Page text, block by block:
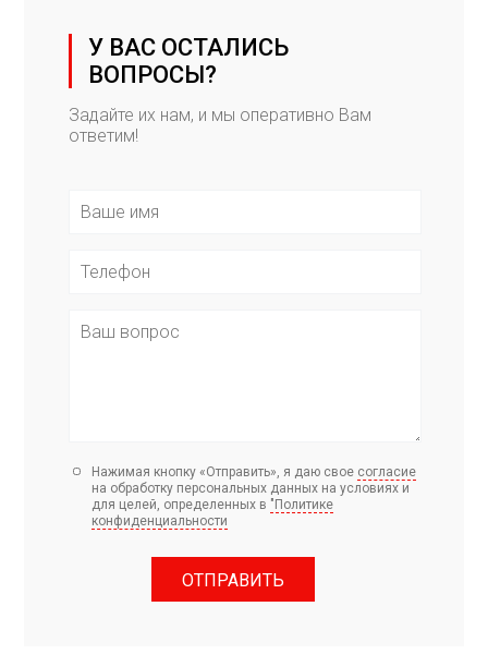
У ВАС ОСТАЛИСЬ
ВОПРОСЫ?
Задайте их нам, и мы оперативно Вам
ответим!
Нажимая кнопку «Отправить», я даю свое согласие
на обработку персональных данных на условиях и
для целей, определенных в "Политике
конфиденциальности